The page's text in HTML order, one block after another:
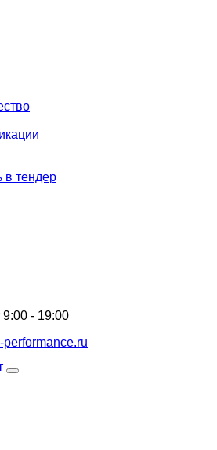
в тендер
- 19:00
performance.ru